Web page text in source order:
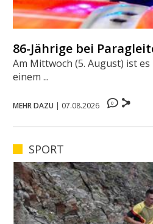
86-Jährige bei
Am Mittwoch (5. August) ist
einem ...
MEHR DAZU | 07.08.2026 0
SPORT